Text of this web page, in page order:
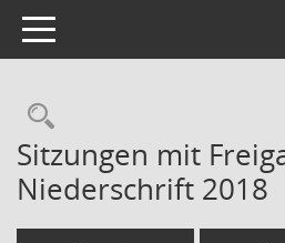
Toggle navigation
Rechercheauswahl
Sitzungen mit
Niederschrift 2018